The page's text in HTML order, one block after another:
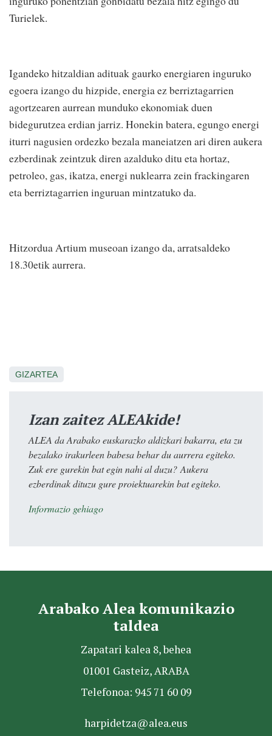
Turielek.
Igandeko hitzaldian adituak gaurko energiaren inguruko
egoera izango du hizpide, energia ez berriztagarrien
agortzearen aurrean munduko ekonomiak duen
bidegurutzea erdian jarriz. Honekin batera, egungo energi
iturri nagusien ordezko bezala maneiatzen ari diren aukera
ezberdinak zeintzuk diren azalduko ditu eta hortaz,
petroleo, gas, ikatza, energi nuklearra zein frackingaren
eta berriztagarrien inguruan mintzatuko da.
Hitzordua Artium museoan izango da, arratsaldeko
18.30etik aurrera.
GIZARTEA
Izan zaitez ALEAkide!
ALEA da Arabako euskarazko aldizkari bakarra, eta zu
bezalako irakurleen babesa behar du aurrera egiteko.
Zuk ere gurekin bat egin nahi al duzu? Aukera
ezberdinak dituzu gure proiektuarekin bat egiteko.
Informazio gehiago
Arabako Alea komunikazio
taldea
Zapatari kalea 8, behea
01001 Gasteiz, ARABA
Telefonoa: 945 71 60 09
harpidetza@alea.eus